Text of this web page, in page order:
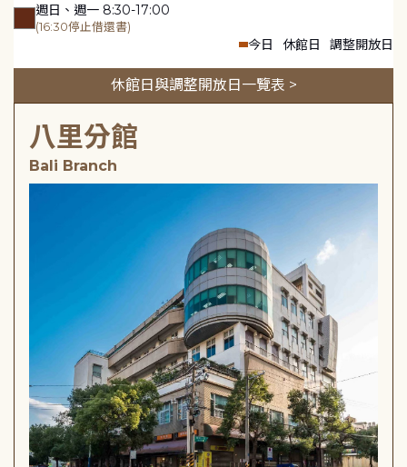
週日、週一 8:30-17:00
(16:30停止借還書)
今日 休館日 調整開放日
休館日與調整開放日一覽表 >
八里分館
Bali Branch